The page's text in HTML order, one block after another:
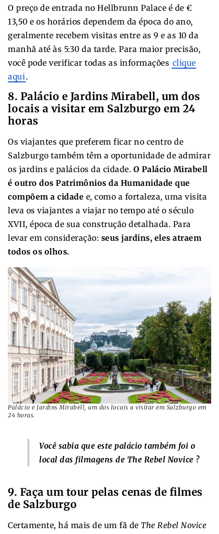
O preço de entrada no Hellbrunn Palace é de €
13,50 e os horários dependem da época do ano,
geralmente recebem visitas entre as 9 e as 10 da
manhã até às 5:30 da tarde. Para maior precisão,
você pode verificar todas as informações clique
aqui.
8. Palácio e Jardins Mirabell, um dos
locais a visitar em Salzburgo em 24
horas
Os viajantes que preferem ficar no centro de
Salzburgo também têm a oportunidade de admirar
os jardins e palácios da cidade. O Palácio Mirabell
é outro dos Patrimônios da Humanidade que
compõem a cidade e, como a fortaleza, uma visita
leva os viajantes a viajar no tempo até o século
XVII, época de sua construção detalhada. Para
levar em consideração: seus jardins, eles atraem
todos os olhos.
Palácio e Jardins Mirabell, um dos locais a visitar em Salzburgo em
24 horas.
Você sabia que este palácio também foi o
local das filmagens de The Rebel Novice ?
9. Faça um tour pelas cenas de filmes
de Salzburgo
Certamente, há mais de um fã de The Rebel Novice